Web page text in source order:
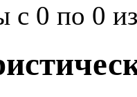
с 0 по 0